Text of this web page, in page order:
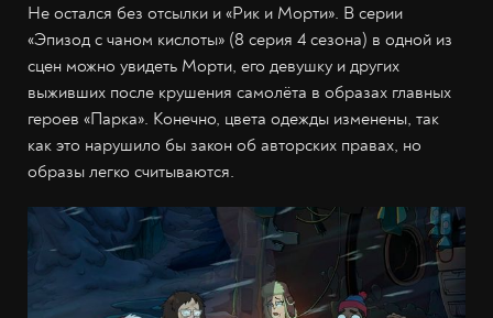
Не остался без отсылки и «Рик и Морти». В серии
«Эпизод с чаном кислоты» (8 серия 4 сезона) в одной из
сцен можно увидеть Морти, его девушку и других
выживших после крушения самолёта в образах главных
героев «Парка». Конечно, цвета одежды изменены, так
как это нарушило бы закон об авторских правах, но
образы легко считываются.